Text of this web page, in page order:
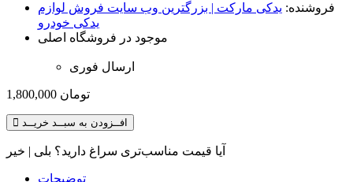
فروشنده: یدکی مارکت | بزرگترین وب سایت فروش لوازم
یدکی خودرو
موجود در فروشگاه اصلی
ارسال فوری
1,800,000 تومان
افــزودن به سبــد خریــد
آیا قیمت مناسب‌تری سراغ دارید؟ بلی | خیر
توضیحات